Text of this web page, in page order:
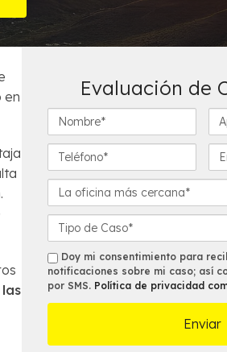
en
las
Evaluación de
o
m
r
*
p
e
l
d
e
l
f
n
o
*
m
a
l
a
o
i
c
i
n
e
t
a
l
l
s
s
m
s
Doy mi consentimiento para
notificaciones sobre mi caso; así
por SMS. Política de privacidad